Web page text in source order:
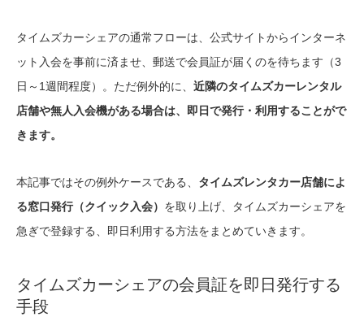
タイムズカーシェアの通常フローは、公式サイトからインターネ
ット入会を事前に済ませ、郵送で会員証が届くのを待ちます（3
日～1週間程度）。ただ例外的に、 近隣のタイムズカーレンタル
店舗や無人入会機がある場合は、即日で発行・利用することがで
きます。
本記事ではその例外ケースである、 タイムズレンタカー店舗によ
る窓口発行（クイック入会） を取り上げ、タイムズカーシェアを
急ぎで登録する、即日利用する方法をまとめていきます。
タイムズカーシェアの会員証を即日発行する
手段